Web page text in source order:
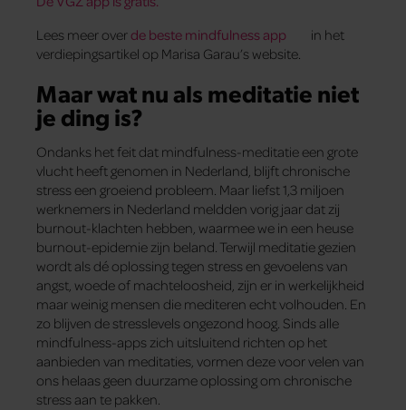
Lees meer overde beste mindfulness app
in het
verdiepingsartikel op Marisa Garau’s website.
Maar wat nu als meditatie niet
je ding is?
Ondanks het feit dat mindfulness-meditatie een grote
vlucht heeft genomen in Nederland, blijft chronische
stress een groeiend probleem. Maar liefst 1,3 miljoen
werknemers in Nederland meldden vorig jaar dat zij
burnout-klachten hebben, waarmee we in een heuse
burnout-epidemie zijn beland. Terwijl meditatie gezien
wordt als dé oplossing tegen stress en gevoelens van
angst, woede of machteloosheid, zijn er in werkelijkheid
maar weinig mensen die mediteren echt volhouden. En
zo blijven de stresslevels ongezond hoog. Sinds alle
mindfulness-apps zich uitsluitend richten op het
aanbieden van meditaties, vormen deze voor velen van
ons helaas geen duurzame oplossing om chronische
stress aan te pakken.